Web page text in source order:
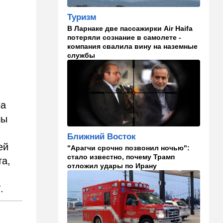
поколения
07:50 Ближний Восток
Стоп Израилю, стоп
Америке: в Иране готовят
законопроект по Ормузу
Технологии
Прощай, Nvidia? Маск
запускает гигантскую
фабрику компьютерного
"железа"
06:40 Туризм
Какие авиакомпании
возвращаются в Израиль, а
кто снова отменил рейсы
05:00 Транспорт
Кто лучше - "китайцы",
"корейцы" или "японцы"?
Разбираемся
Туризм
В Ларнаке две пассажирки Air Haifa
потеряли сознание в самолете -
компания свалила вину на наземные
службы
Ближний Восток
"Арагчи срочно позвонил ночью":
стало известно, почему Трамп
отложил удары по Ирану